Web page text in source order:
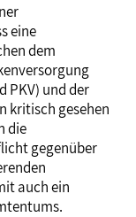
eine
dem
PKV) und der
kritisch gesehen
die
gegenüber
auch ein